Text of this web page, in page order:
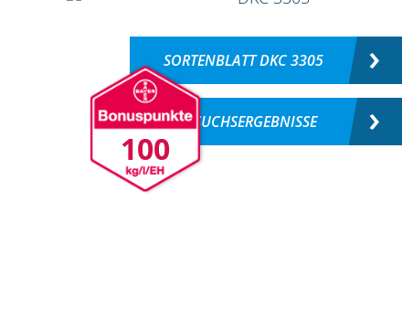
100
SORTENBLATT DKC 3305
VERSUCHSERGEBNISSE